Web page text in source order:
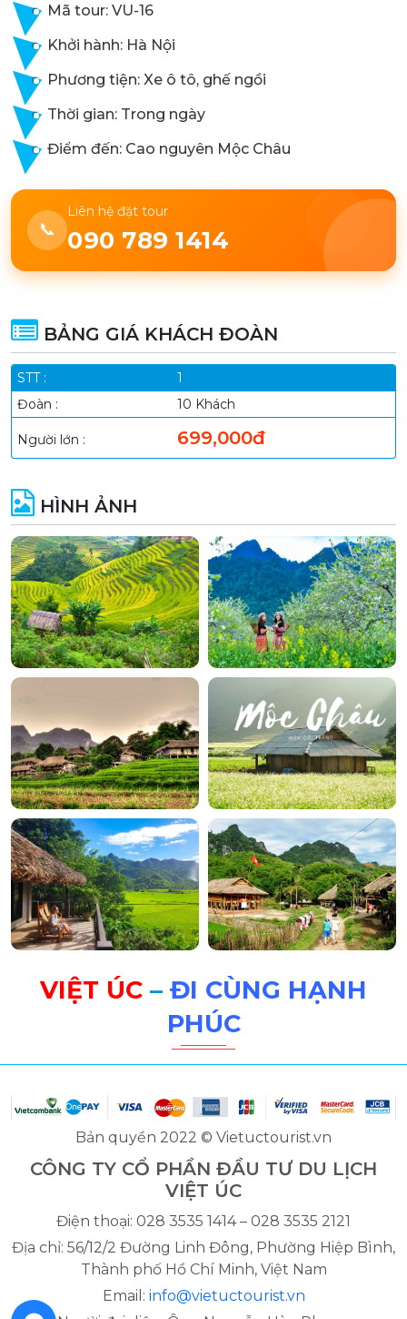
Mã tour: VU-16
Khởi hành: Hà Nội
Phương tiện: Xe ô tô, ghế ngồi
Thời gian: Trong ngày
Điểm đến: Cao nguyên Mộc Châu
📞
Liên hệ đặt tour
090 789 1414
BẢNG GIÁ KHÁCH ĐOÀN
1
10 Khách
699,000đ
HÌNH ẢNH
VIỆT ÚC – ĐI CÙNG HẠNH
PHÚC
Bản quyền 2022 © Vietuctourist.vn
CÔNG TY CỔ PHẦN ĐẦU TƯ DU LỊCH
VIỆT ÚC
Điện thoại: 028 3535 1414 – 028 3535 2121
Địa chỉ: 56/12/2 Đường Linh Đông, Phường Hiệp Bình,
Thành phố Hồ Chí Minh, Việt Nam
Email: info@vietuctourist.vn